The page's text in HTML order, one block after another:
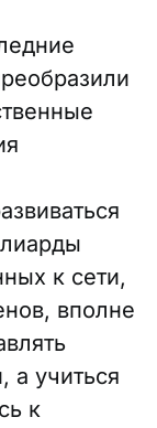
к сети,
вполне
а учиться
к